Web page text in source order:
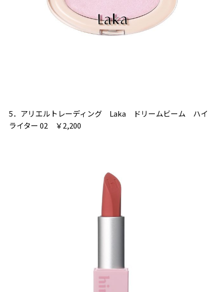
5．アリエルトレーディング Laka ドリームビーム ハイ
ライター 02 ￥2,200